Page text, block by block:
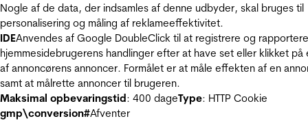
Nogle af de data, der indsamles af denne udbyder, skal bruges til
personalisering og måling af reklameeffektivitet.
IDEAnvendes af Google DoubleClick til at registrere og
hjemmesidebrugerens handlinger efter at have set eller klikket på
af annoncørens annoncer. Formålet er at måle effekten af en
samt at målrette annoncer til brugeren.
Maksimal opbevaringstid: 400 dageType: HTTP Cookie
gmp\conversion#Afventer